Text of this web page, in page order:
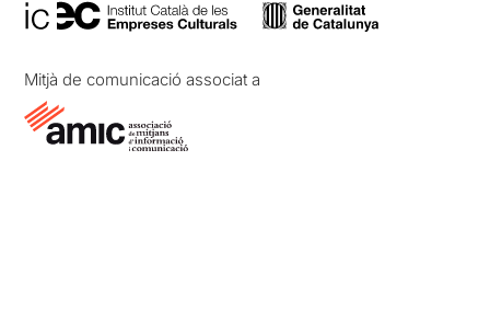
Mitjà de comunicació associat a